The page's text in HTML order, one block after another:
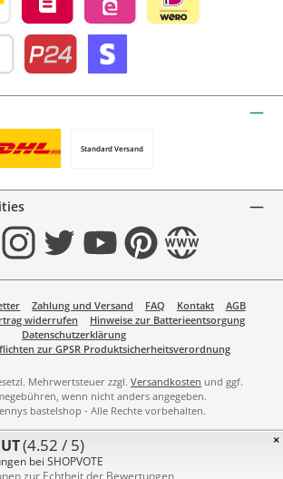
by mollie
Belfius by mollieeps by mollie
Standard Versand
InstagramTwitter YouTubePinterestWebsite
Zahlung und Versand FAQ Kontakt
AGB
widerrufen
Hinweise zur Batterieentsorgung
Datenschutzerklärung
zur GPSR Produktsicherheitsverordnung
Mehrwertsteuer zzgl. Versandkosten und ggf.
wenn nicht anders angegeben.
bastelshop - Alle Rechte vorbehalten.
×
(4.52 / 5)
bei SHOPVOTE
zur Echtheit der Bewertungen